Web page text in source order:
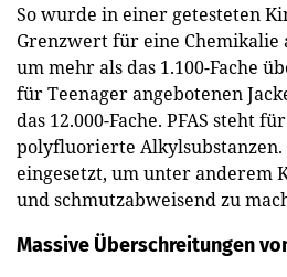
So wurde in einer getesteten
Grenzwert für eine Chemikalie
um mehr als das 1.100-Fache
für Teenager angebotenen
das 12.000-Fache. PFAS steht
polyfluorierte Alkylsubstanzen.
eingesetzt, um unter anderem
und schmutzabweisend zu
Massive Überschreitungen